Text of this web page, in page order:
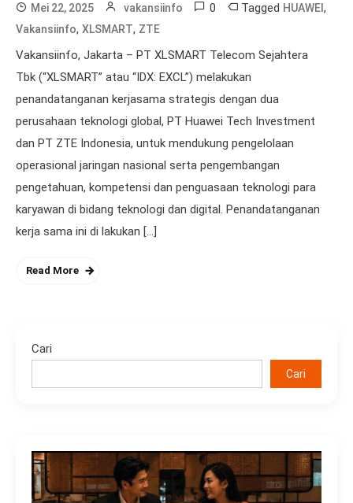
Mei 22, 2025 vakansiinfo 0 Tagged HUAWEI ,
Vakansiinfo, XLSMART, ZTE
Vakansiinfo, Jakarta – PT XLSMART Telecom Sejahtera
Tbk (“XLSMART” atau “IDX: EXCL”) melakukan
penandatanganan kerjasama strategis dengan dua
perusahaan teknologi global, PT Huawei Tech Investment
dan PT ZTE Indonesia, untuk mendukung pengelolaan
operasional jaringan nasional serta pengembangan
pengetahuan, kompetensi dan penguasaan teknologi para
karyawan di bidang teknologi dan digital. Penandatanganan
kerja sama ini di lakukan […]
Read More
Cari
Cari